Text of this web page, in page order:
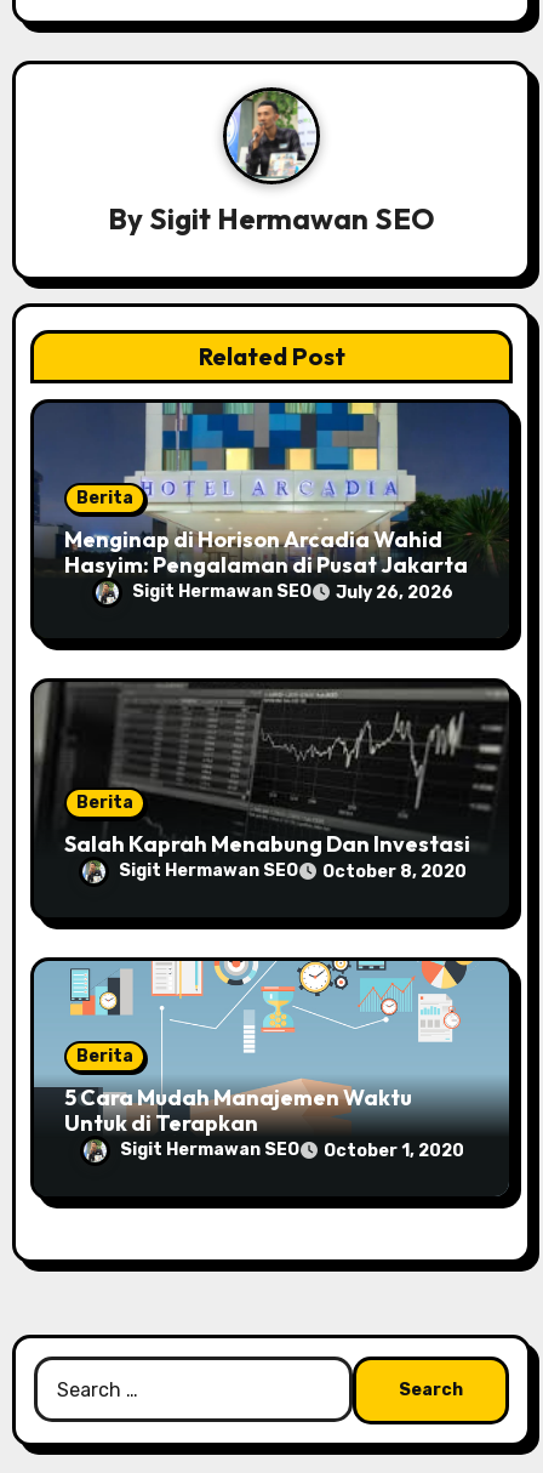
n
a
t
o
By Sigit Hermawan SEO
Related Post
Berita
Menginap di Horison Arcadia Wahid
Hasyim: Pengalaman di Pusat Jakarta
Sigit Hermawan SEO July 26, 2026
Berita
Salah Kaprah Menabung Dan Investasi
Sigit Hermawan SEO October 8, 2020
Berita
5 Cara Mudah Manajemen Waktu
Untuk di Terapkan
Sigit Hermawan SEO October 1, 2020
Search
for: